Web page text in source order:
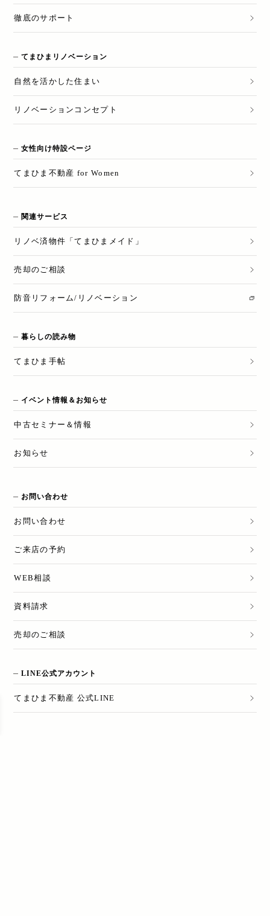
徹底のサポート
てまひまリノベーション
自然を活かした住まい
リノベーションコンセプト
女性向け特設ページ
てまひま不動産 for Women
関連サービス
リノベ済物件「てまひまメイド」
売却のご相談
防音リフォーム/リノベーション
暮らしの読み物
てまひま手帖
イベント情報＆お知らせ
中古セミナー＆情報
お知らせ
お問い合わせ
お問い合わせ
ご来店の予約
WEB相談
資料請求
売却のご相談
LINE公式アカウント
てまひま不動産 公式LINE